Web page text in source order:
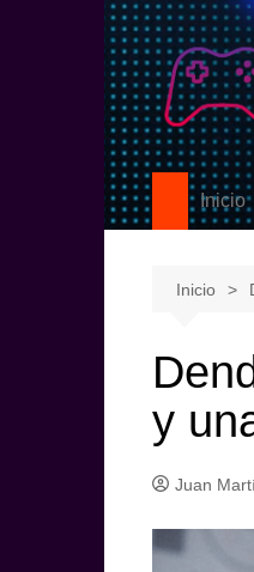
Inicio
Inicio
y
Juan